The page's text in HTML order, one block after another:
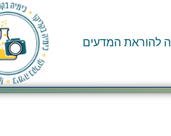
להוראת המדעים